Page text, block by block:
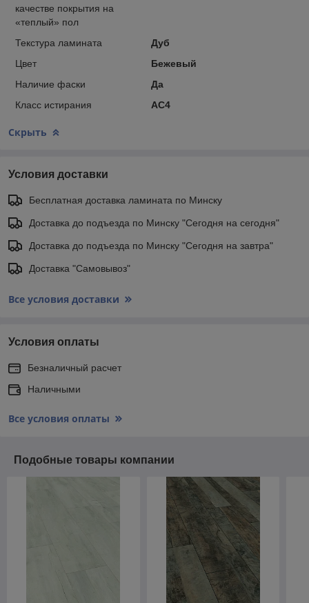
качестве покрытия на
«теплый» пол
Текстура ламината
Дуб
Цвет
Бежевый
Наличие фаски
Да
Класс истирания
АС4
Скрыть
Условия доставки
Бесплатная доставка ламината по Минску
Доставка до подъезда по Минску "Сегодня на сегодня"
Доставка до подъезда по Минску "Сегодня на завтра"
Доставка "Самовывоз"
Все условия доставки
Условия оплаты
Безналичный расчет
Наличными
Все условия оплаты
Подобные товары компании